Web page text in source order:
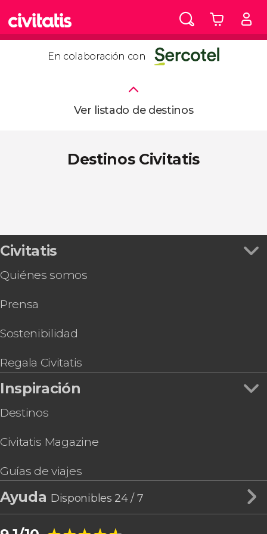
En colaboración con
Ver listado de destinos
Destinos Civitatis
Civitatis
Quiénes somos
Prensa
Sostenibilidad
Regala Civitatis
Inspiración
Destinos
Civitatis Magazine
Guías de viajes
Ayuda Disponibles 24 / 7